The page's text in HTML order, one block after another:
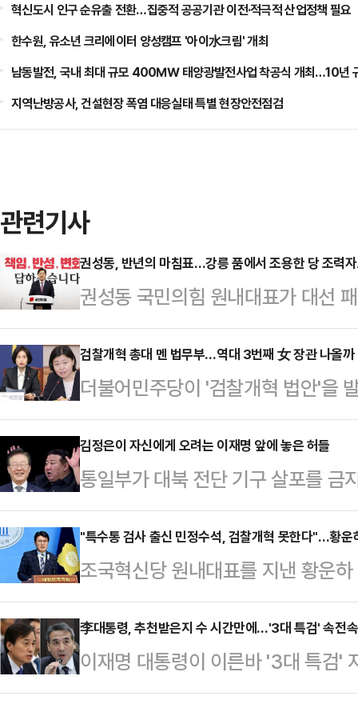
혁신도시 인구 순유출 전환…집중적 공공기관 이전·적극적 산업정책 필요
한수원, 유소년 크리에이터 양성캠프 '아이水크림' 개최
남동발전, 국내 최대 규모 400㎿ 태양광발전사업 착공식 개최…10년
지역난방공사, 건설현장 폭염 대응실태 특별 현장안전점검
관련기사
권성동, 반년의 마침표…강릉 품에서 조용한 당 조력
권성동 국민의힘 원내대표가 대선
침표를 찍었다. 지난해 12월 12일 '
에서 원내사령탑을 맡았던 권 원내
스스로는 당의 조용한 조력자를 자
지역구 강릉으로 향한다.권성동 원
자회견을 열어 "우리는 윤석열 정
패배를 반면교사로 삼아 성찰과 혁
을 두고 "…
검찰개혁 총대 멘 법무부…역대 3번째 女 장관 나올까
더불어민주당이 '검찰개혁 법안'을
밟을 것이란 전망이 나온다. 당내
의 목소리도 나와 속도전도 예상된
라이브를 걸며 이를 진두지휘할 신
가운데 여권 지지자를 중심으로 여
다.12일 정치권과 법조계에 따르면
의원과 임은정 대전지방검찰청 부
더불어민주당 의원, 박균택…
김정은이 자신에게 오려는 이재명 앞에 놓은 허들
통일부가 대북 전단 기구 살포를 금
을 중단했다. 김정은이 아무런 변화
명 대통령의 직접 지시였다 한다.김
다. 지난 정부와 달라야 한다는 것
김정은에 대한 인사다.김정은을 만
은 사실이고, 법적 심판의 문제는
당시 경기부지사가 독단으로 했는
시했다고 까발렸다면, …
"특수통 검사 출신 민정수석, 검찰개혁 못한다"…황운
조국혁신당 원내대표를 지낸 황운
으로 유력하게 거론되는 것으로 알
반대하는 입장을 공개적으로 밝혔
통' 출신이라 결코 검찰개혁을 할
반복된다는 주장이다.황운하 혁신
李대통령, 추천받은지 수 시간만에…'3대 특검' 속전
이재명 대통령이 이른바 '3대 특검'
주당과 조국혁신당으로부터 특별